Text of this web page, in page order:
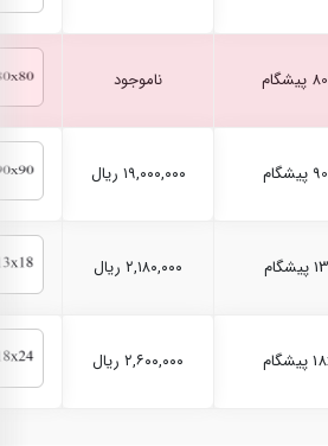
ناموجود
۱۹,۰۰۰,۰۰۰ ریال
۲,۱۸۰,۰۰۰ ریال
۲,۶۰۰,۰۰۰ ریال